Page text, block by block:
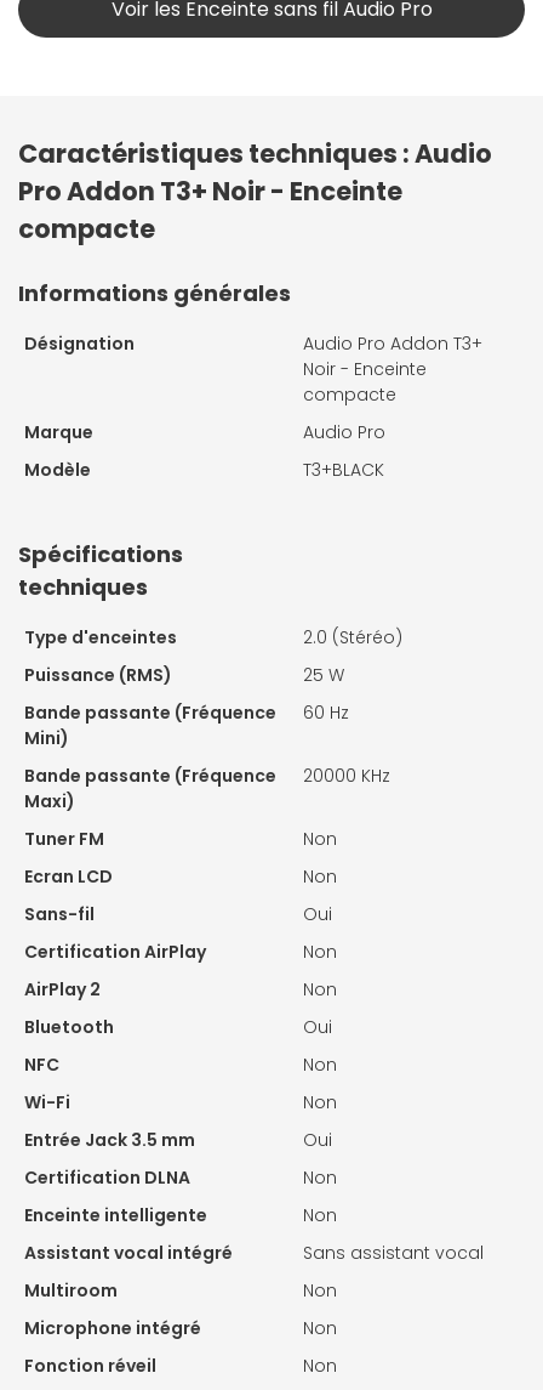
Voir les Enceinte sans fil Audio Pro
Caractéristiques techniques : Audio
Pro Addon T3+ Noir - Enceinte
compacte
Informations générales
Désignation
Audio Pro Addon T3+
Noir - Enceinte
compacte
Marque
Audio Pro
Modèle
T3+BLACK
Spécifications
techniques
Type d'enceintes
2.0 (Stéréo)
Puissance (RMS)
25 W
Bande passante (Fréquence
Mini)
60 Hz
Bande passante (Fréquence
Maxi)
20000 KHz
Tuner FM
Non
Ecran LCD
Non
Sans-fil
Oui
Certification AirPlay
Non
AirPlay 2
Non
Bluetooth
Oui
NFC
Non
Wi-Fi
Non
Entrée Jack 3.5 mm
Oui
Certification DLNA
Non
Enceinte intelligente
Non
Assistant vocal intégré
Sans assistant vocal
Multiroom
Non
Microphone intégré
Non
Fonction réveil
Non